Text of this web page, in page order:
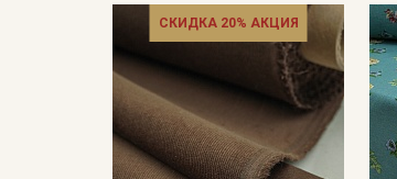
СКИДКА 20% АКЦИЯ